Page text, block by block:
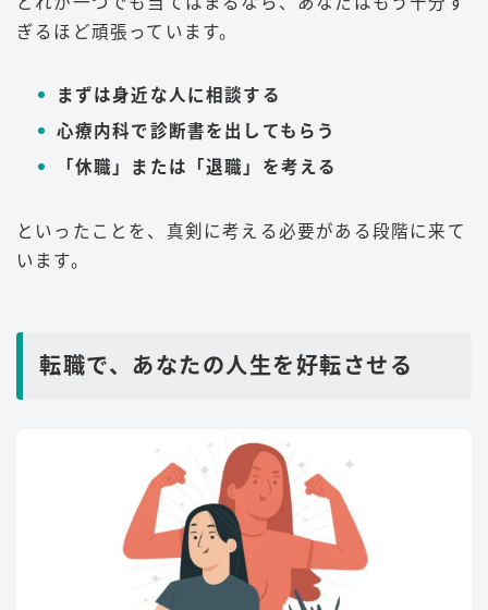
ぎるほど頑張っています。
まずは身近な人に相談する
心療内科で診断書を出してもらう
「休職」または「退職」を考える
といったことを、真剣に考える必要がある段階に来て
います。
転職で、あなたの人生を好転させる